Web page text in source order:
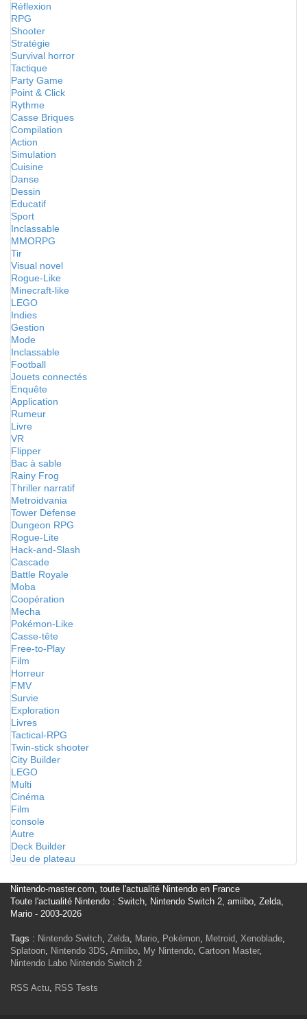
Réflexion
RPG
Shooter
Stratégie
Survival horror
Tactique
Party Game
Point & Click
Rythme
Casse Briques
Compilation
Action
Simulation
Cuisine
Danse
Dessin
Educatif
Sport
Inclassable
MMORPG
Tir
Visual novel
Rogue-Like
Minecraft-like
LEGO
Indies
Gestion
Mode
Inclassable
Football
Jouets connectés
Enquête
Application
Rumeur
Livre
VR
Flipper
Bac à sable
Rainy Frog
Thriller narratif
Metroidvania
Tower Defense
Dungeon RPG
Rogue-Lite
Hack-and-Slash
Cascade
Battle Royale
Moba
Coopération
Mecha
Pokémon-Like
Casse-tête
Free-to-Play
Film
Horreur
FMV
Survie
Exploration
Livres
Tactical-RPG
Twin-stick shooter
City Builder
LEGO
Multi
Cinéma
Film
console
Autre
Deck Builder
Jeu de plateau
Nintendo-master.com, toute l'actualité Nintendo en France
Toute l'actualité Nintendo : Switch, Nintendo Switch 2, amiibo, Zelda,
Mario - 2003-2026
Tags : Nintendo Switch, Zelda, Mario, Pokémon, Metroid, Xenoblade,
Splatoon, Nintendo 3DS, Amiibo, My Nintendo, Cartoon Master,
Nintendo Labo Nintendo Switch 2
RSS Actu, RSS Tests